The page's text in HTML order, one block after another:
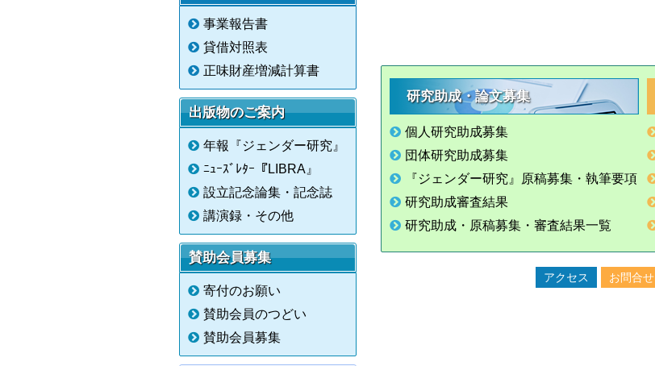
研究助成・論文募集
個人研究助成募集
団体研究助成募集
『ジェンダー研究』原稿募集・執筆要項
研究助成審査結果
研究助成・原稿募集・審査結果一覧
アクセス お問合せ
事業報告書
貸借対照表
正味財産増減計算書
出版物のご案内
年報『ジェンダー研究』
ﾆｭｰｽﾞﾚﾀｰ『LIBRA』
設立記念論集・記念誌
講演録・その他
賛助会員募集
寄付のお願い
賛助会員のつどい
賛助会員募集